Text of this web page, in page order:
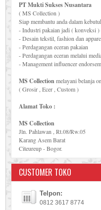
PT Mukti Sukses Nusantara
( MS Collection )
Siap membantu anda dalam
- Industri pakaian jadi ( konveksi
- Desain tekstil, fashion dan
- Perdagangan eceran pakaian
- Perdagangan eceran melalui
- Management influencer
MS Collectionmelayani belanja
( Grosir , Ecer , Custom )
Alamat Toko :
MS Collection
Jln. Pahlawan , Rt.08/Rw.05
Karang Asem Barat
Citeureup - Bogor.
CUSTOMER TOKO
Telpon:
0812 3617 8774